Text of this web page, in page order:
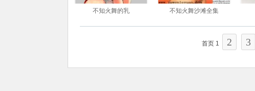
不知火舞的乳 不知火舞沙滩全集
首页 1 2 3